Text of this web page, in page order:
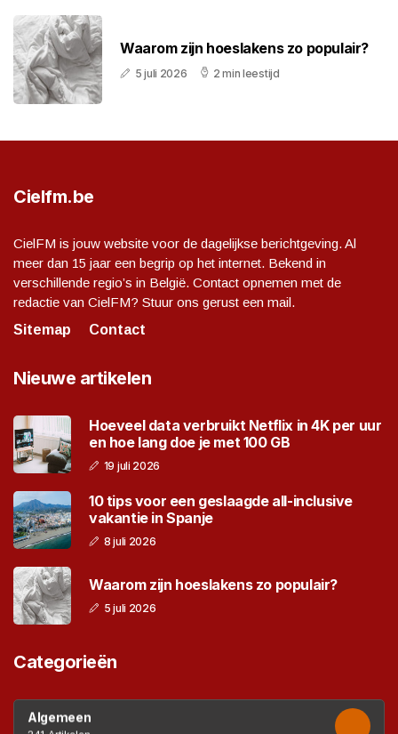
Waarom zijn hoeslakens zo populair?
5 juli 2026 2 min leestijd
Cielfm.be
CielFM is jouw website voor de dagelijkse berichtgeving. Al
meer dan 15 jaar een begrip op het internet. Bekend in
verschillende regio’s in België. Contact opnemen met de
redactie van CielFM? Stuur ons gerust een mail.
Sitemap
Contact
Nieuwe artikelen
Hoeveel data verbruikt Netflix in 4K per uur
en hoe lang doe je met 100 GB
19 juli 2026
10 tips voor een geslaagde all-inclusive
vakantie in Spanje
8 juli 2026
Waarom zijn hoeslakens zo populair?
5 juli 2026
Categorieën
Algemeen